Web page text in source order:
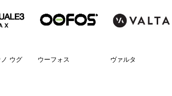
ウグ
ウーフォス ヴァルタ